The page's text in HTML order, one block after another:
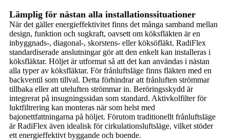
Lämplig för nästan alla installationssituationer
När det gäller energieffektivitet finns det många samband mellan
design, funktion och sugkraft, oavsett om köksfläkten är en
inbyggnads-, diagonal-, skorstens- eller köksöfläkt. RadiFlex
standardiserade anslutningar gör att den enkelt kan installeras i
köksfläktar. Höljet är utformat så att det kan användas i nästan
alla typer av köksfläktar. För frånluftsläge finns fläkten med en
backventil som tillval. Detta förhindrar att frånluften strömmar
tillbaka eller att uteluften strömmar in. Beröringsskydd är
integrerat på insugningssidan som standard. Aktivkolfilter för
luktfiltrering kan monteras när som helst med
bajonettfattningarna på höljet. Förutom traditionellt frånluftsläge
är RadiFlex även idealisk för cirkulationsluftsläge, vilket stöder
ett energieffektivt byggande och boende.